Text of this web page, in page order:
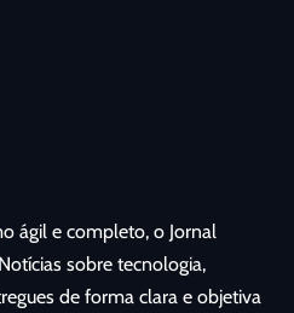
ágil e completo, o Jornal
sobre tecnologia,
de forma clara e objetiva